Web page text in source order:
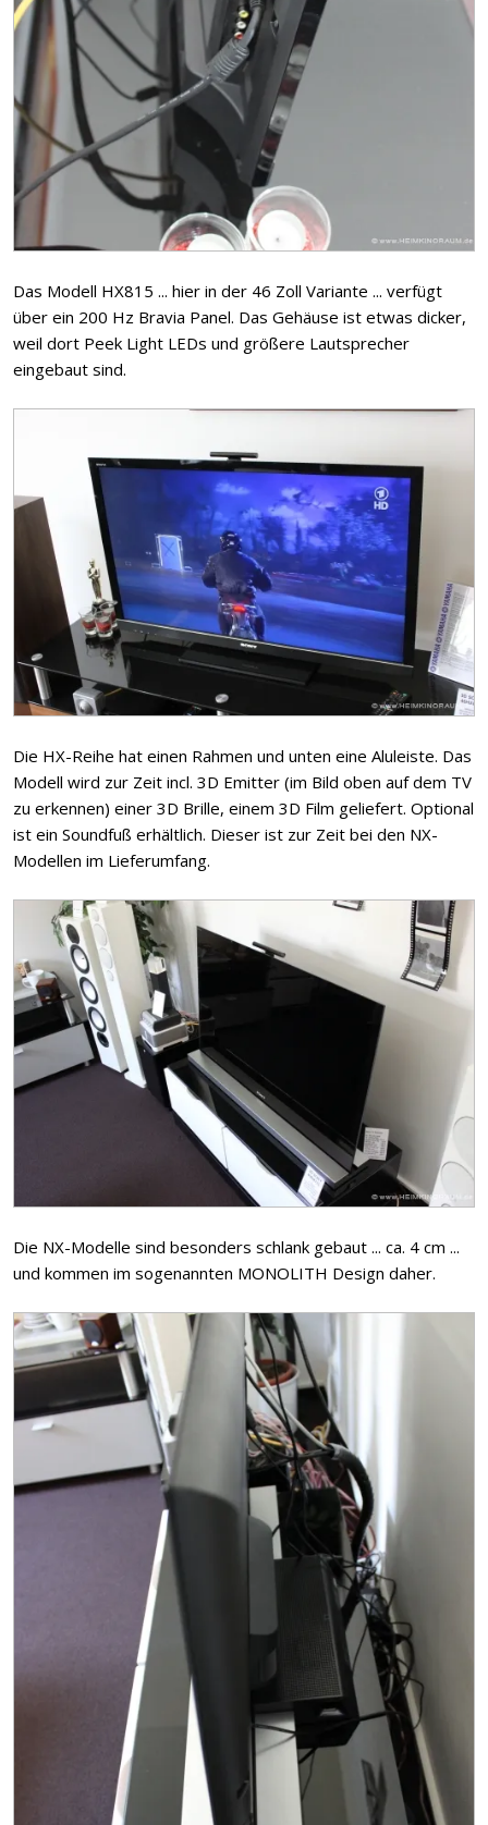
Das Modell HX815 ... hier in der 46 Zoll Variante ... verfügt
über ein 200 Hz Bravia Panel. Das Gehäuse ist etwas dicker,
weil dort Peek Light LEDs und größere Lautsprecher
eingebaut sind.
Die HX-Reihe hat einen Rahmen und unten eine Aluleiste. Das
Modell wird zur Zeit incl. 3D Emitter (im Bild oben auf dem TV
zu erkennen) einer 3D Brille, einem 3D Film geliefert. Optional
ist ein Soundfuß erhältlich. Dieser ist zur Zeit bei den NX-
Modellen im Lieferumfang.
Die NX-Modelle sind besonders schlank gebaut ... ca. 4 cm ...
und kommen im sogenannten MONOLITH Design daher.